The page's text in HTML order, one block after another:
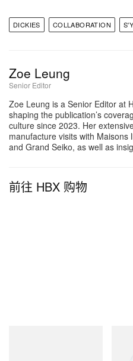
DICKIES COLLABORATION
Zoe Leung
Senior Editor
Zoe Leung is a Senior Editor at
shaping the publication’s
culture since 2023. Her
manufacture visits with Maisons
and Grand Seiko, as well as
前往 HBX 购物
D